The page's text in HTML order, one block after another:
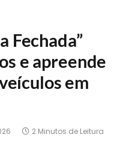
Fechada”
e apreende
em
2 Minutos de Leitura